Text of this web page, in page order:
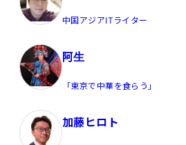
中国アジアITライター
阿生
「東京で中華を食らう」
加藤ヒロト